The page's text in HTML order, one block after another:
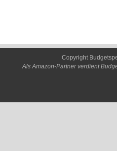
Copyright
Als Amazon-Partner verdient